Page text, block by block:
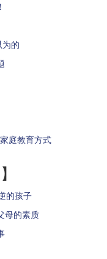
为的
庭教育方式
的孩子
母的素质